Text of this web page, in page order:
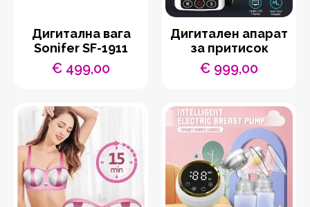
Дигитална вага
Sonifer SF-1911
€ 499,00
Дигитален апарат
за притисок
€ 999,00